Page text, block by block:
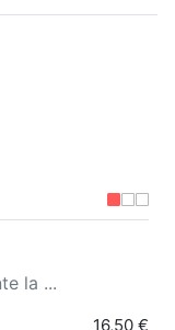
la ...
16,50 €